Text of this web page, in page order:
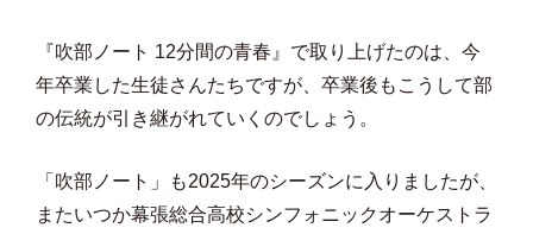
『吹部ノート 12分間の青春』で取り上げたのは、今
年卒業した生徒さんたちですが、卒業後もこうして部
の伝統が引き継がれていくのでしょう。
「吹部ノート」も2025年のシーズンに入りましたが、
またいつか幕張総合高校シンフォニックオーケストラ